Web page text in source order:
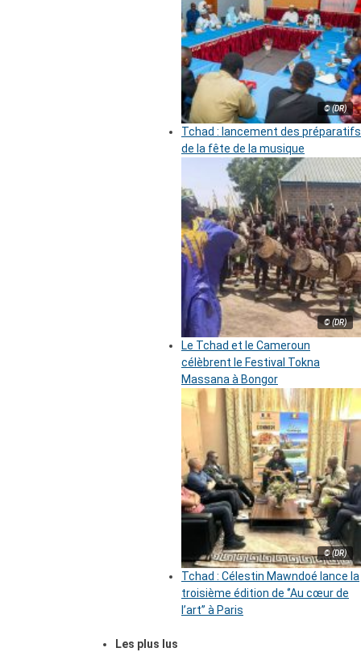
© (DR)
Tchad : lancement des préparatifs
de la fête de la musique
© (DR)
Le Tchad et le Cameroun
célèbrent le Festival Tokna
Massana à Bongor
© (DR)
Tchad : Célestin Mawndoé lance la
troisième édition de ‘’Au cœur de
l’art’’ à Paris
Les plus lus